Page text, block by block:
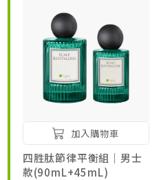
加入購物車
四胜肽節律平衡組｜男士
款(90mL+45mL)